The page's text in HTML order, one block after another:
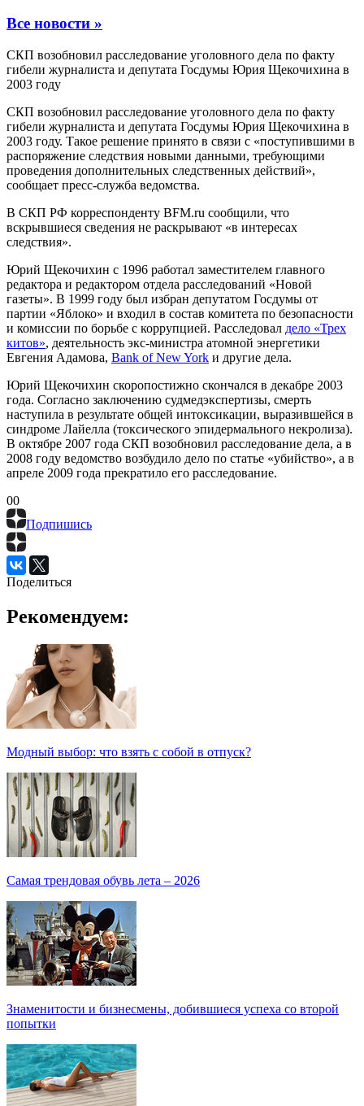
Все новости »
СКП возобновил расследование уголовного дела по факту
гибели журналиста и депутата Госдумы Юрия Щекочихина в
2003 году
СКП возобновил расследование уголовного дела по факту
гибели журналиста и депутата Госдумы Юрия Щекочихина в
2003 году. Такое решение принято в связи с «поступившими в
распоряжение следствия новыми данными, требующими
проведения дополнительных следственных действий»,
сообщает пресс-служба ведомства.
В СКП РФ корреспонденту BFM.ru сообщили, что
вскрывшиеся сведения не раскрывают «в интересах
следствия».
Юрий Щекочихин с 1996 работал заместителем главного
редактора и редактором отдела расследований «Новой
газеты». В 1999 году был избран депутатом Госдумы от
партии «Яблоко» и входил в состав комитета по безопасности
и комиссии по борьбе с коррупцией. Расследовал дело «Трех
китов», деятельность экс-министра атомной энергетики
Евгения Адамова, Bank of New York и другие дела.
Юрий Щекочихин скоропостижно скончался в декабре 2003
года. Согласно заключению судмедэкспертизы, смерть
наступила в результате общей интоксикации, выразившейся в
синдроме Лайелла (токсического эпидермального некролиза).
В октябре 2007 года СКП возобновил расследование дела, а в
2008 году ведомство возбудило дело по статье «убийство», а в
апреле 2009 года прекратило его расследование.
00
Подпишись
Поделиться
Рекомендуем:
Модный выбор: что взять с собой в отпуск?
Самая трендовая обувь лета – 2026
Знаменитости и бизнесмены, добившиеся успеха со второй
попытки